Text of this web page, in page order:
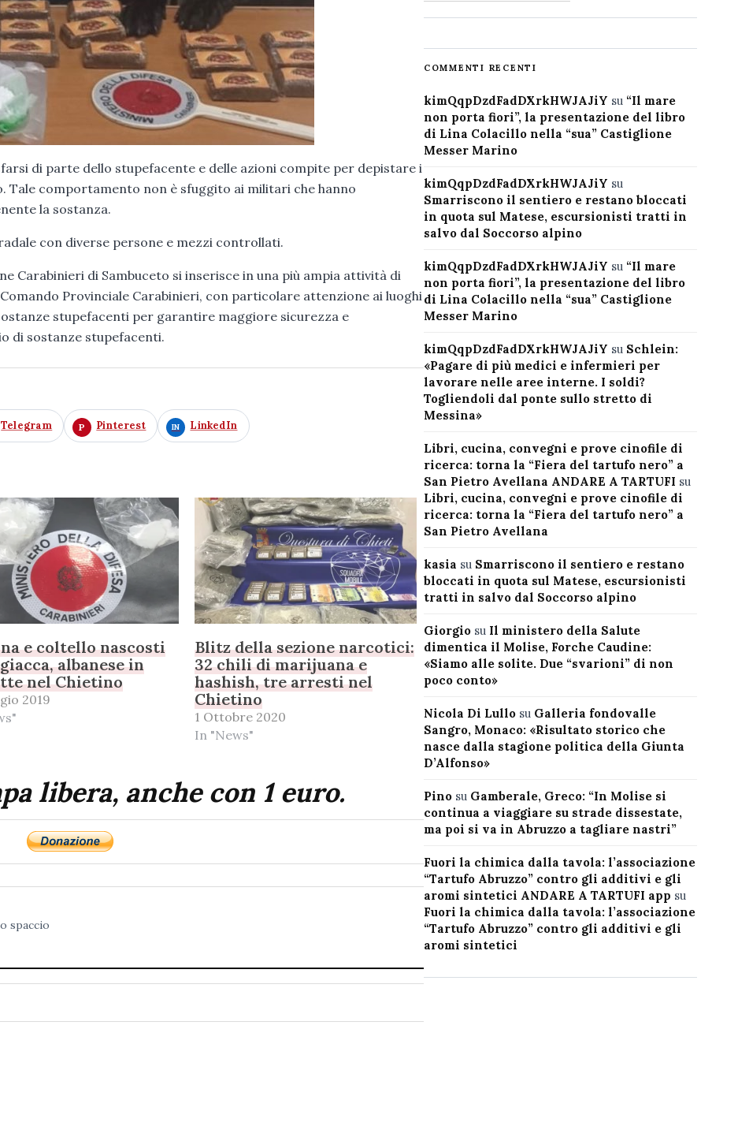
di parte dello stupefacente e delle azioni compite per depistare i
Tale comportamento non è sfuggito ai militari che hanno
la sostanza.
con diverse persone e mezzi controllati.
Carabinieri di Sambuceto si inserisce in una più ampia attività di
Provinciale Carabinieri, con particolare attenzione ai luoghi
stupefacenti per garantire maggiore sicurezza e
di sostanze stupefacenti.
Telegram Pinterest LinkedIn
e coltello nascosti
albanese in
nel Chietino
2019
Blitz della sezione narcotici:
32 chili di marijuana e
hashish, tre arresti nel
Chietino
1 Ottobre 2020
In "News"
libera, anche con 1 euro.
spaccio
COMMENTI RECENTI
kimQqpDzdFadDXrkHWJAJiY su “Il mare
non porta fiori”, la presentazione del libro
di Lina Colacillo nella “sua” Castiglione
Messer Marino
kimQqpDzdFadDXrkHWJAJiY su
Smarriscono il sentiero e restano bloccati
in quota sul Matese, escursionisti tratti in
salvo dal Soccorso alpino
kimQqpDzdFadDXrkHWJAJiY su “Il mare
non porta fiori”, la presentazione del libro
di Lina Colacillo nella “sua” Castiglione
Messer Marino
kimQqpDzdFadDXrkHWJAJiY su Schlein:
«Pagare di più medici e infermieri per
lavorare nelle aree interne. I soldi?
Togliendoli dal ponte sullo stretto di
Messina»
Libri, cucina, convegni e prove cinofile di
ricerca: torna la “Fiera del tartufo nero” a
San Pietro Avellana ANDARE A TARTUFI su
Libri, cucina, convegni e prove cinofile di
ricerca: torna la “Fiera del tartufo nero” a
San Pietro Avellana
kasia su Smarriscono il sentiero e restano
bloccati in quota sul Matese, escursionisti
tratti in salvo dal Soccorso alpino
Giorgiosu Il ministero della Salute
dimentica il Molise, Forche Caudine:
«Siamo alle solite. Due “svarioni” di non
poco conto»
Nicola Di Lullosu Galleria fondovalle
Sangro, Monaco: «Risultato storico che
nasce dalla stagione politica della Giunta
D’Alfonso»
Pinosu Gamberale, Greco: “In Molise si
continua a viaggiare su strade dissestate,
ma poi si va in Abruzzo a tagliare nastri”
Fuori la chimica dalla tavola: l’associazione
“Tartufo Abruzzo” contro gli additivi e gli
aromi sintetici ANDARE A TARTUFI app su
Fuori la chimica dalla tavola: l’associazione
“Tartufo Abruzzo” contro gli additivi e gli
aromi sintetici